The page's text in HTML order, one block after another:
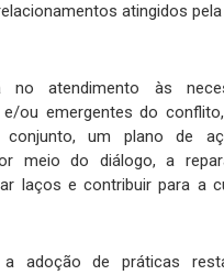
atingidos
atendimento às
e/ou emergentes do
conjunto, um plano de
meio do diálogo, a
laços e contribuir para a
adoção de práticas